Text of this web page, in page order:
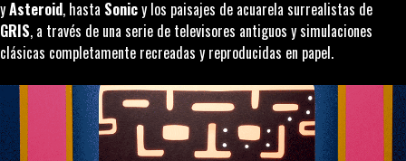
yAsteroid, hasta Sonicy los paisajes de acuarela surrealistas de
GRIS, a través de una serie de televisores antiguos y simulaciones
clásicas completamente recreadas y reproducidas en papel.